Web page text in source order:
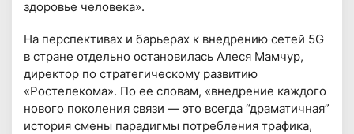
здоровье человека».
На перспективах и барьерах к внедрению сетей 5G
в стране отдельно остановилась Алеся Мамчур,
директор по стратегическому развитию
«Ростелекома». По ее словам, «внедрение каждого
нового поколения связи — это всегда “драматичная”
история смены парадигмы потребления трафика,